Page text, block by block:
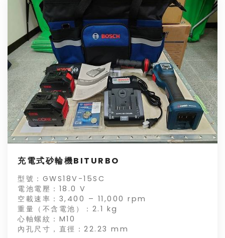
充電式砂輪機BITURBO
型號：GWS18V-15SC
電池電壓：18.0 V
空載速率：3,400 – 11,000 rpm
重量（不含電池）：2.1 kg
心軸螺紋：M10
內孔尺寸，直徑：22.23 mm